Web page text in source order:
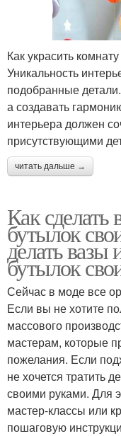
Как украсить
Уникальность
подобранные
а создавать
интерьера должен
присутствующими
читать дальше →
Как сделать
бутылок
делать вазы
бутылок
Сейчас в моде все
Если вы не хотите
массового
мастерам, которые
пожелания. Если
не хочется тратить
своими руками. Для
мастер-классы или
пошаговую